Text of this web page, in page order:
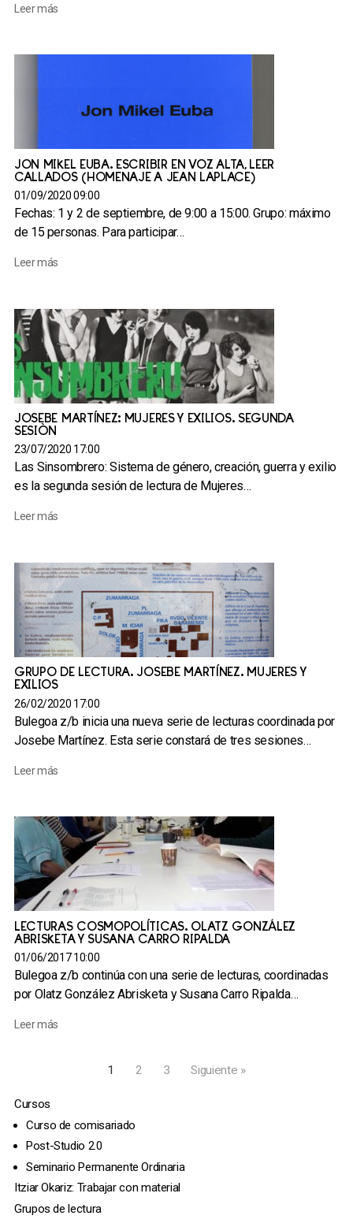
Leer más
JON MIKEL EUBA. ESCRIBIR EN VOZ ALTA, LEER
CALLADOS (HOMENAJE A JEAN LAPLACE)
01/09/2020 09:00
Fechas: 1 y 2 de septiembre, de 9:00 a 15:00. Grupo: máximo
de 15 personas. Para participar…
Leer más
JOSEBE MARTÍNEZ: MUJERES Y EXILIOS. SEGUNDA
SESIÓN
23/07/2020 17:00
Las Sinsombrero: Sistema de género, creación, guerra y exilio
es la segunda sesión de lectura de Mujeres…
Leer más
GRUPO DE LECTURA. JOSEBE MARTÍNEZ. MUJERES Y
EXILIOS
26/02/2020 17:00
Bulegoa z/b inicia una nueva serie de lecturas coordinada por
Josebe Martínez. Esta serie constará de tres sesiones…
Leer más
LECTURAS COSMOPOLÍTICAS. OLATZ GONZÁLEZ
ABRISKETA Y SUSANA CARRO RIPALDA
01/06/2017 10:00
Bulegoa z/b continúa con una serie de lecturas, coordinadas
por Olatz González Abrisketa y Susana Carro Ripalda…
Leer más
1 2 3 Siguiente »
Cursos
Curso de comisariado
Post-Studio 2.0
Seminario Permanente Ordinaria
Itziar Okariz: Trabajar con material
Grupos de lectura